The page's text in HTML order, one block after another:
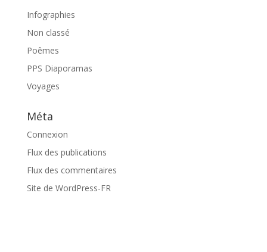
Infographies
Non classé
Poêmes
PPS Diaporamas
Voyages
Méta
Connexion
Flux des publications
Flux des commentaires
Site de WordPress-FR